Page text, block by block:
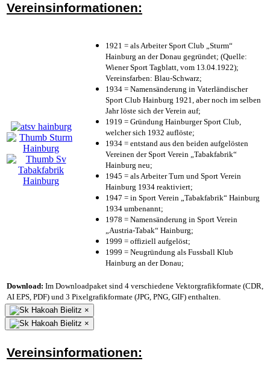
Vereinsinformationen:
1921 = als Arbeiter Sport Club „Sturm“
Hainburg an der Donau gegründet; (Quelle:
Wiener Sport Tagblatt, vom 13.04.1922);
Vereinsfarben: Blau-Schwarz;
1934 = Namensänderung in Vaterländischer
Sport Club Hainburg 1921, aber noch im selben
Jahr löste sich der Verein auf;
1919 = Gründung Hainburger Sport Club,
welcher sich 1932 auflöste;
1934 = entstand aus den beiden aufgelösten
Vereinen der Sport Verein „Tabakfabrik“
Hainburg neu;
1945 = als Arbeiter Turn und Sport Verein
Hainburg 1934 reaktiviert;
1947 = in Sport Verein „Tabakfabrik“ Hainburg
1934 umbenannt;
1978 = Namensänderung in Sport Verein
„Austria-Tabak“ Hainburg;
1999 = offiziell aufgelöst;
1999 = Neugründung als Fussball Klub
Hainburg an der Donau;
Download: Im Downloadpaket sind 4 verschiedene Vektorgrafikformate (CDR,
AI EPS, PDF) und 3 Pixelgrafikformate (JPG, PNG, GIF) enthalten.
×
×
Vereinsinformationen: